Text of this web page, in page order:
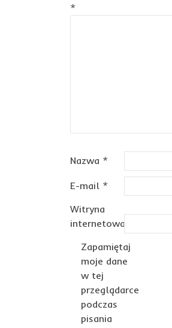
*
Nazwa *
E-mail *
Witryna
internetowa
Zapamiętaj
moje dane
w tej
przeglądarce
podczas
pisania